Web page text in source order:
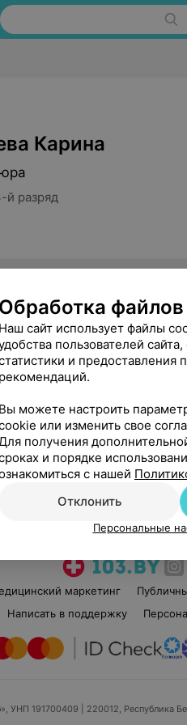
Карина
разряд
маркетинг
Написать в поддержку
УНП 191700409 | 220012, Республика
Обработка
Наш сайт использует файлы
пользователей
и предоставления
рекомендаций.
Вы можете настроить
или изменить свое
получения
и порядке
с нашей
Отклонить
Персональные